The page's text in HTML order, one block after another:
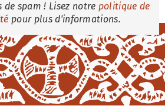
de spam ! Lisez notre politique de
pour plus d'informations.